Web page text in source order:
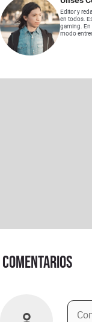
Editor y
en todos.
gaming. En
modo
Comentarios